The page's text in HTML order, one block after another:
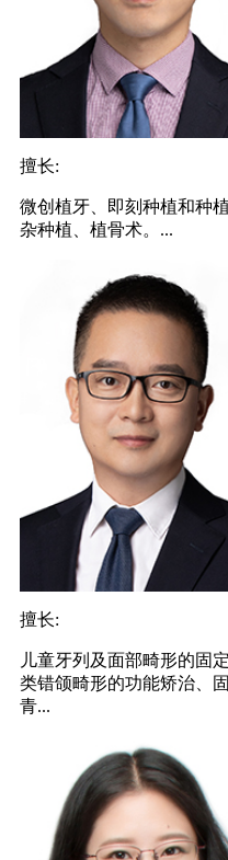
擅长:
微创植牙、即刻种植和种
杂种植、植骨术。...
擅长:
儿童牙列及面部畸形的固
类错颌畸形的功能矫治、
青...